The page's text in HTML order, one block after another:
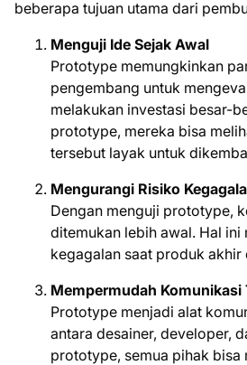
beberapa tujuan utama dari
Menguji Ide Sejak Awal
Prototype memungkinkan
pengembang untuk
melakukan investasi besar-
prototype, mereka bisa
tersebut layak untuk
Mengurangi Risiko
Dengan menguji prototype,
ditemukan lebih awal. Hal
kegagalan saat produk akhir
Mempermudah Komunikasi
Prototype menjadi alat
antara desainer, developer,
prototype, semua pihak bisa